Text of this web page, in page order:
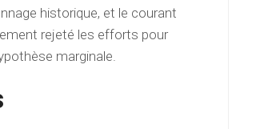
historique, et le courant
rejeté les efforts pour
marginale.